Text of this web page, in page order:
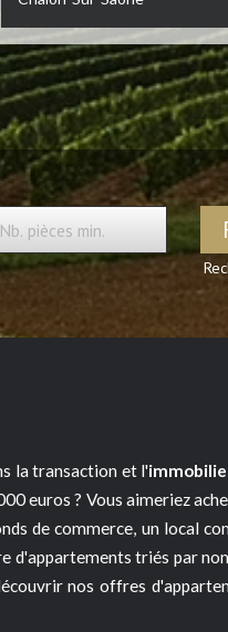
la transaction et l'
euros ? Vous aimeriez
de commerce, un local
d'appartements triés par
nos offres